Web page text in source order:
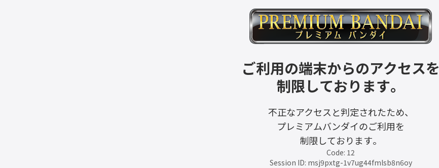
ご利用の端末からのアクセスを
制限しております。
不正なアクセスと判定されたため、
プレミアムバンダイのご利用を
制限しております。
Code: 12
Session ID: msj9pxtg-1v7ug44fmlsb8n6oy